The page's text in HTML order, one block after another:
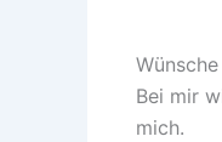
Bei mir
mich.